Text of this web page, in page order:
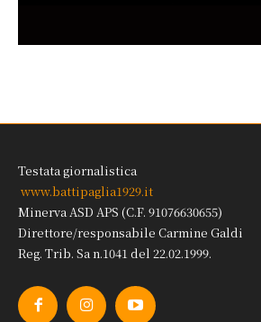
Testata giornalistica
www.battipaglia1929.it
Minerva ASD APS (C.F. 91076630655)
Direttore/responsabile Carmine Galdi
Reg. Trib. Sa n.1041 del 22.02.1999.